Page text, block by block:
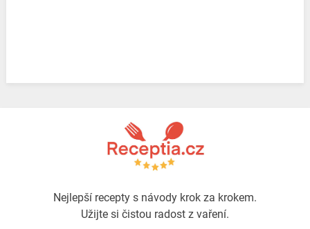
Nejlepší recepty s návody krok za krokem.
Užijte si čistou radost z vaření.